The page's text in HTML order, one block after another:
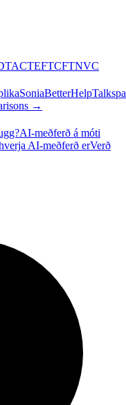
ACTEFTCFTNVC
SoniaBetterHelp
→
AI-meðferð á móti
AI-meðferð erVerð